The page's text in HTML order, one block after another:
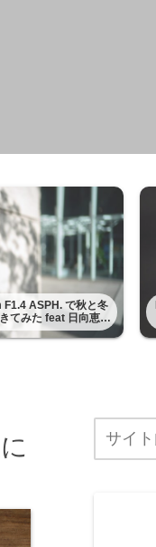
ASPH. で秋と冬
てみた feat 日向恵理